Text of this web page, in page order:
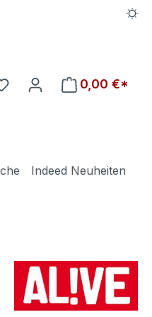
Du hast 0 Produkte auf
0,00 €*
Indeed Neuheiten